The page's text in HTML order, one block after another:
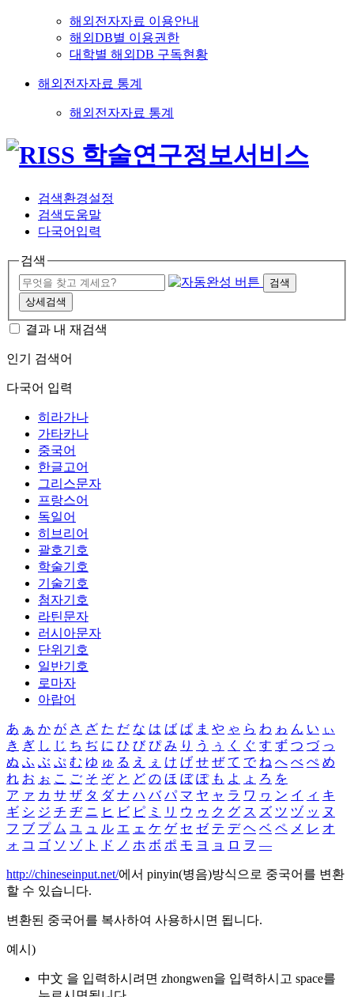
해외전자자료 이용안내
해외DB별 이용권한
대학별 해외DB 구독현황
해외전자자료 통계
해외전자자료 통계
검색환경설정
검색도움말
다국어입력
검색
검색
상세검색
결과 내 재검색
인기 검색어
다국어 입력
히라가나
가타카나
중국어
한글고어
그리스문자
프랑스어
독일어
히브리어
괄호기호
학술기호
기술기호
첨자기호
라틴문자
러시아문자
단위기호
일반기호
로마자
아랍어
あ ぁ か が さ ざ た だ な は ば ぱ ま や ゃ ら わ ゎ ん い ぃ
き ぎ し じ ち ぢ に ひ び ぴ み り う ぅ く ぐ す ず つ づ っ
ぬ ふ ぶ ぷ む ゆ ゅ る え ぇ け げ せ ぜ て で ね へ べ ぺ め
れ お ぉ こ ご そ ぞ と ど の ほ ぼ ぽ も よ ょ ろ を
ア ァ カ サ ザ タ ダ ナ ハ バ パ マ ヤ ャ ラ ワ ヮ ン イ ィ キ
ギ シ ジ チ ヂ ニ ヒ ビ ピ ミ リ ウ ゥ ク グ ス ズ ツ ヅ ッ ヌ
フ ブ プ ム ユ ュ ル エ ェ ケ ゲ セ ゼ テ デ ヘ ベ ペ メ レ オ
ォ コ ゴ ソ ゾ ト ド ノ ホ ボ ポ モ ヨ ョ ロ ヲ ―
http://chineseinput.net/에서 pinyin(병음)방식으로 중국어를 변환
할 수 있습니다.
변환된 중국어를 복사하여 사용하시면 됩니다.
예시)
中文 을 입력하시려면 zhongwen을 입력하시고 space를